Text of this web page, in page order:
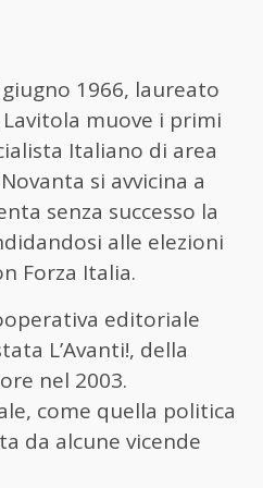
1966, laureato
muove i primi
Italiano di area
si avvicina a
senza successo la
alle elezioni
Forza Italia.
editoriale
L’Avanti!, della
nel 2003.
come quella politica
da alcune vicende